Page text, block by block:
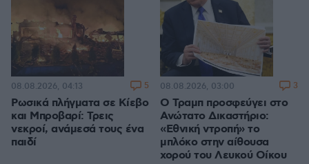
Ρωσικά πλήγματα σε Κίεβο
και Μπροβαρί: Τρεις
νεκροί, ανάμεσά τους ένα
παιδί
08.08.2026, 04:13 5
Ο Τραμπ προσφεύγει στο
Ανώτατο Δικαστήριο:
«Εθνική ντροπή» το
μπλόκο στην αίθουσα
χορού του Λευκού Οίκου
08.08.2026, 03:00 3